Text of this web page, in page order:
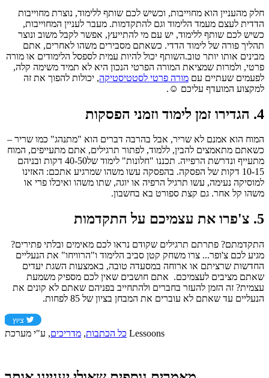
חלק מהעניין הוא מחוייבות, וכשיש לכם שותף ללימוד, נוצרת מחוייבות
הדדית לעצם מעמד הלימוד וגם להתקדמות. מעבר לעניין המחוייבות,
כשיש לכם שותף ללימוד, יש עם מי להתייעץ, אפשר לקבל משוב ונוצר
תהליך פורה של לימוד הדדי. כשאתם מסבירים משהו לאחרים, אתם
מבינים אותו יותר טוב.השותף יכול להיות עמית לספסל הלימודים או מורה
פרטי, ולמרות שמציאת המורה הפרטי הנכון היא לא תמיד משימה קלה,
לפעמים שעתיים עם מורה פרטי לסטטיסטיקה, יכולות להפוך את זה
למקצוע המועדף עליכם ☺.
4. הגדירו זמן לימוד וזמני הפסקות
המוח הוא אמנם לא שריר, אבל בהרבה דברים הוא "מתנהג" כמו שריר –
כשאתם מתאמצים להבין, ללמוד, לפתור תרגילים, אתם מתעייפים, המוח
מתעייף ונדרשת הרפייה. תכננו "חלונות" לימוד של40-50 דקות ובניהם
10-15 דקות של הפסקה. בהפסקה עשו משהו שמרגיע אתכם: האזינו
למוסיקה נעימה, עשו תרגיל הרפיה או יוגה, שתו משהו ואיכלו פרי או
משהו קל אחר. גם קצת ספורט בא בחשבון.
5. צ'פרו את עצמיכם על התקדמות
התקדמתם? פתרתם תרגילים שקודם נראו לכם מאימים ובלתי פתירים?
מגיע לכם צ'ופר... צרו משחק קטן סביב הלימוד ו"הרוויחו" את הנעליים
החדשות שרציתם או ארוחה במסעדה טובה, באמצעות השגת יעדים
שאתם מציבים לעצמיכם. אתם חושבים שאין לכם מספיק משמעת
עצמית? זה הזמן להעזר בחברים ולהתחייב בפניהם שאתם לא קונים את
הנעליים עד שאתם לא עוברים את המבחן בציון של 85 לפחות.
כל הכתבות, מדריכים, ע"י מערכת Lessoons